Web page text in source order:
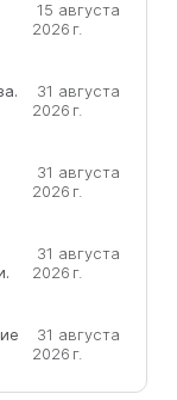
15 августа
2026 г.
31 августа
2026 г.
31 августа
2026 г.
31 августа
2026 г.
31 августа
2026 г.